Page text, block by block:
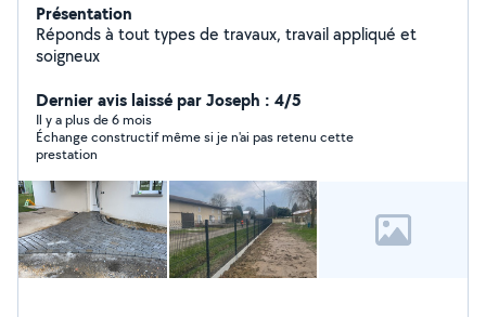
Présentation
Réponds à tout types de travaux, travail appliqué et
soigneux
Dernier avis laissé par Joseph : 4/5
Il y a plus de 6 mois
Échange constructif même si je n'ai pas retenu cette
prestation